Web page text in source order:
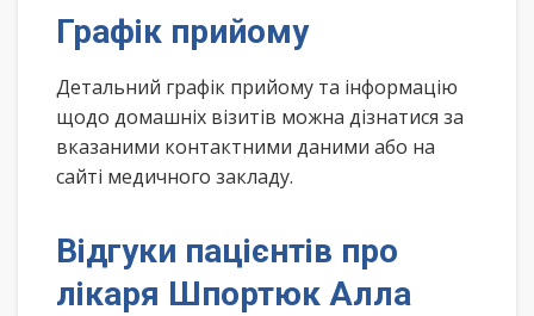
Графік прийому
Детальний графік прийому та інформацію
щодо домашніх візитів можна дізнатися за
вказаними контактними даними або на
сайті медичного закладу.
Відгуки пацієнтів про
лікаря Шпортюк Алла